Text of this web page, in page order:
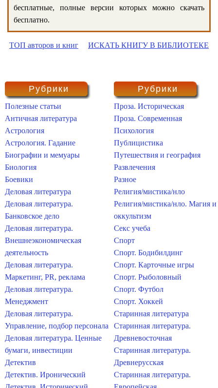
бесплатные, полные версии которых можно скачать
бесплатно.
ТОП авторов и книг ИСКАТЬ КНИГУ В БИБЛИОТЕКЕ
Рубрики
Полезные статьи
Античная литература
Астрология
Астрология. Гадание
Биографии и мемуары
Биология
Боевики
Деловая литература
Деловая литература.
Банковское дело
Деловая литература.
Внешнеэкономическая
деятельность
Деловая литература.
Маркетинг, PR, реклама
Деловая литература.
Менеджмент
Деловая литература.
Управление, подбор персонала
Деловая литература. Ценные
бумаги, инвестиции
Детектив
Детектив. Иронический
Рубрики
Проза. Историческая
Проза. Современная
Психология
Публицистика
Путешествия и география
Развлечения
Разное
Религия/мистика/нло
Религия/мистика/нло. Магия и
оккультизм
Секс учеба
Спорт
Спорт. Бодибилдинг
Спорт. Карточные игры
Спорт. Рыболовный
Спорт. Футбол
Спорт. Хоккей
Старинная литература
Старинная литература.
Древневосточная
Старинная литература.
Древнерусская
Старинная литература.